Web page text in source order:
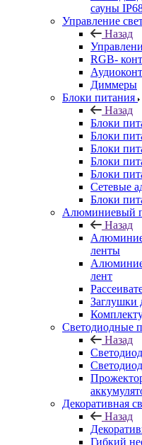
сауны
Управление
Назад
RGB-
Диммеры
Блоки питания
Назад
Блоки
Блоки
Блоки
Блоки
Блоки
Сетевые
Блоки
Алюминиевый
Назад
ленты
лент
Заглушки
Светодиодные
Назад
Декоративная
Назад
Гибкий